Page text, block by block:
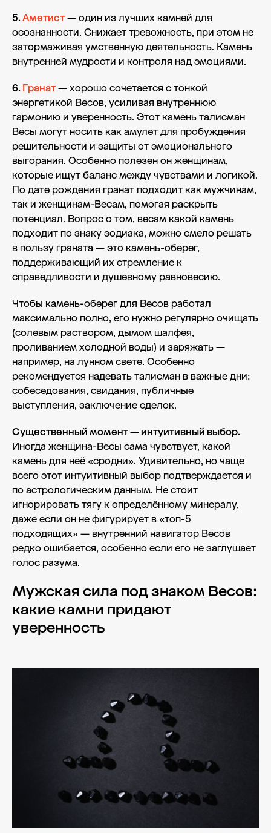
5.Аметист — один из лучших камней для
осознанности. Снижает тревожность, при этом не
затормаживая умственную деятельность. Камень
внутренней мудрости и контроля над эмоциями.
6. Гранат — хорошо сочетается с тонкой
энергетикой Весов, усиливая внутреннюю
гармонию и уверенность. Этот камень талисман
Весы могут носить как амулет для пробуждения
решительности и защиты от эмоционального
выгорания. Особенно полезен он женщинам,
которые ищут баланс между чувствами и логикой.
По дате рождения гранат подходит как мужчинам,
так и женщинам-Весам, помогая раскрыть
потенциал. Вопрос о том, весам какой камень
подходит по знаку зодиака, можно смело решать
в пользу граната — это камень-оберег,
поддерживающий их стремление к
справедливости и душевному равновесию.
Чтобы камень-оберег для Весов работал
максимально полно, его нужно регулярно очищать
(солевым раствором, дымом шалфея,
проливанием холодной воды) и заряжать —
например, на лунном свете. Особенно
рекомендуется надевать талисман в важные дни:
собеседования, свидания, публичные
выступления, заключение сделок.
Существенный момент — интуитивный выбор.
Иногда женщина-Весы сама чувствует, какой
камень для неё «сродни». Удивительно, но чаще
всего этот интуитивный выбор подтверждается и
по астрологическим данным. Не стоит
игнорировать тягу к определённому минералу,
даже если он не фигурирует в «топ-5
подходящих» — внутренний навигатор Весов
редко ошибается, особенно если его не заглушает
голос разума.
Мужская сила под знаком Весов:
какие камни придают
уверенность